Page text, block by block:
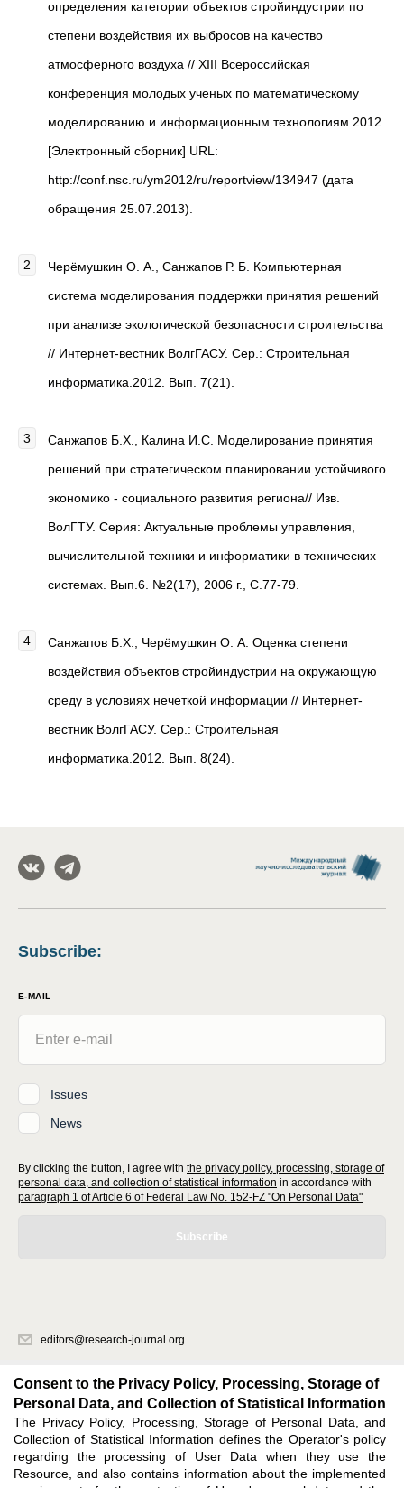
определения категории объектов стройиндустрии по
степени воздействия их выбросов на качество
атмосферного воздуха // XIII Всероссийская
конференция молодых ученых по математическому
моделированию и информационным технологиям 2012.
[Электронный сборник] URL:
http://conf.nsc.ru/ym2012/ru/reportview/134947 (дата
обращения 25.07.2013).
Черёмушкин О. А., Санжапов Р. Б. Компьютерная
система моделирования поддержки принятия решений
при анализе экологической безопасности строительства
// Интернет-вестник ВолгГАСУ. Сер.: Строительная
информатика.2012. Вып. 7(21).
Санжапов Б.Х., Калина И.С. Моделирование принятия
решений при стратегическом планировании устойчивого
экономико - социального развития региона// Изв.
ВолГТУ. Серия: Актуальные проблемы управления,
вычислительной техники и информатики в технических
системах. Вып.6. №2(17), 2006 г., С.77-79.
Санжапов Б.Х., Черёмушкин О. А. Оценка степени
воздействия объектов стройиндустрии на окружающую
среду в условиях нечеткой информации // Интернет-
вестник ВолгГАСУ. Сер.: Строительная
информатика.2012. Вып. 8(24).
Subscribe:
E-MAIL
Issues
News
By clicking the button, I agree with the privacy policy, processing, storage of
personal data, and collection of statistical information in accordance with
paragraph 1 of Article 6 of Federal Law No. 152-FZ "On Personal Data"
Subscribe
editors@research-journal.org
office 1
Feedback
Consent to the Privacy Policy, Processing, Storage of
Personal Data, and Collection of Statistical Information
The Privacy Policy, Processing, Storage of Personal Data, and
Collection of Statistical Information defines the Operator's policy
regarding the processing of User Data when they use the
Resource, and also contains information about the implemented